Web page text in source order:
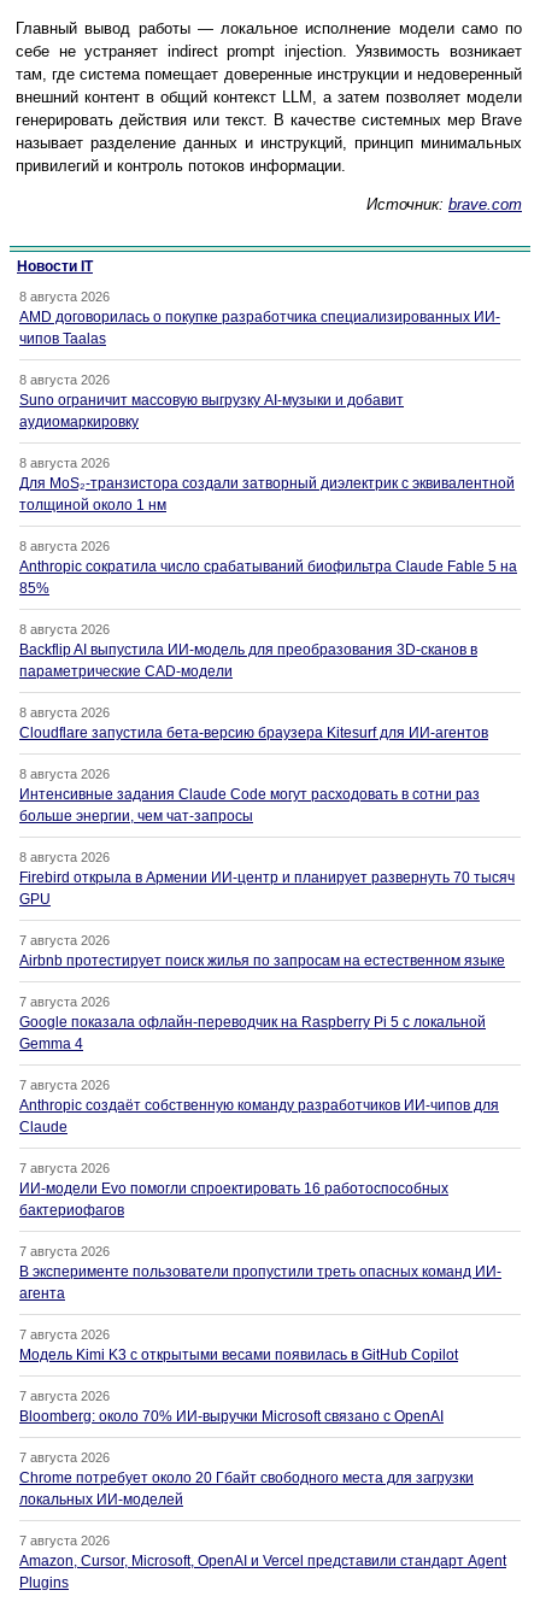
Главный вывод работы — локальное исполнение модели само по
себе не устраняет indirect prompt injection. Уязвимость возникает
там, где система помещает доверенные инструкции и недоверенный
внешний контент в общий контекст LLM, а затем позволяет модели
генерировать действия или текст. В качестве системных мер Brave
называет разделение данных и инструкций, принцип минимальных
привилегий и контроль потоков информации.
Источник: brave.com
Новости IT
8 августа 2026
AMD договорилась о покупке разработчика специализированных ИИ-
чипов Taalas
8 августа 2026
Suno ограничит массовую выгрузку AI-музыки и добавит
аудиомаркировку
8 августа 2026
Для MoS₂-транзистора создали затворный диэлектрик с эквивалентной
толщиной около 1 нм
8 августа 2026
Anthropic сократила число срабатываний биофильтра Claude Fable 5 на
85%
8 августа 2026
Backflip AI выпустила ИИ-модель для преобразования 3D-сканов в
параметрические CAD-модели
8 августа 2026
Cloudflare запустила бета-версию браузера Kitesurf для ИИ-агентов
8 августа 2026
Интенсивные задания Claude Code могут расходовать в сотни раз
больше энергии, чем чат-запросы
8 августа 2026
Firebird открыла в Армении ИИ-центр и планирует развернуть 70 тысяч
GPU
7 августа 2026
Airbnb протестирует поиск жилья по запросам на естественном языке
7 августа 2026
Google показала офлайн-переводчик на Raspberry Pi 5 с локальной
Gemma 4
7 августа 2026
Anthropic создаёт собственную команду разработчиков ИИ-чипов для
Claude
7 августа 2026
ИИ-модели Evo помогли спроектировать 16 работоспособных
бактериофагов
7 августа 2026
В эксперименте пользователи пропустили треть опасных команд ИИ-
агента
7 августа 2026
Модель Kimi K3 с открытыми весами появилась в GitHub Copilot
7 августа 2026
Bloomberg: около 70% ИИ-выручки Microsoft связано с OpenAI
7 августа 2026
Chrome потребует около 20 Гбайт свободного места для загрузки
локальных ИИ-моделей
7 августа 2026
Amazon, Cursor, Microsoft, OpenAI и Vercel представили стандарт Agent
Plugins